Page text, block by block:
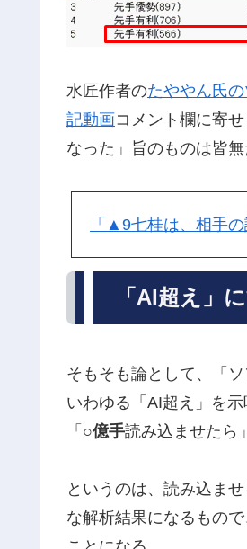
水匠作者のたややん氏
記動画コメント欄に寄
なった」旨のものは皆無
「▲9七桂は、相手
「AI超え」
そもそも論として、「
いわゆる「AI超え」を
「 ○億手読み込ませたら
というのは、読み込ま
な解析結果になるもの